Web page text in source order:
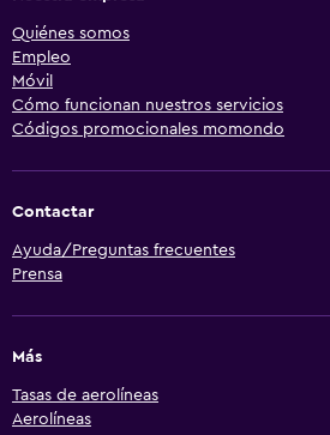
Quiénes somos
Empleo
Móvil
Cómo funcionan nuestros servicios
Códigos promocionales momondo
Contactar
Ayuda/Preguntas frecuentes
Prensa
Más
Tasas de aerolíneas
Aerolíneas